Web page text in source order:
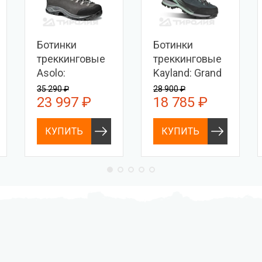
Ботинки
треккинговые
Asolo:
Greenwood Evo
GV MM
35 290 ₽
23 997 ₽
КУПИТЬ
Ботинки
треккинговые
Kayland: Grand
Tour W'S GTX
28 900 ₽
18 785 ₽
КУПИТЬ